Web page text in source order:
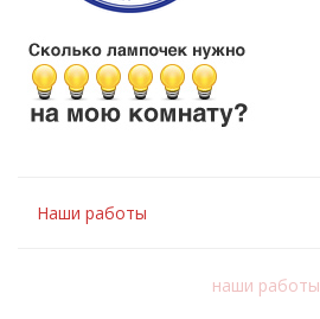
Наши работы
наши работы